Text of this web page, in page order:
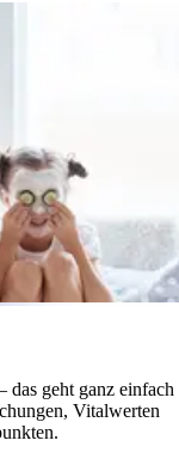
geht ganz einfach
Vitalwerten